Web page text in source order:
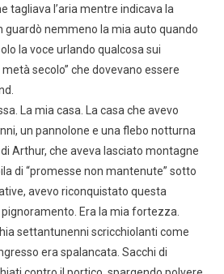
tagliava l’aria mentre indicava la
guardò nemmeno la mia auto quando
la voce urlando qualcosa sui
secolo” che dovevano essere
La mia casa. La casa che avevo
un pannolone e una flebo notturna
Arthur, che aveva lasciato montagne
di “promesse non mantenute” sotto
avevo riconquistato questa
Era la mia fortezza.
settantunenni scricchiolanti come
era spalancata. Sacchi di